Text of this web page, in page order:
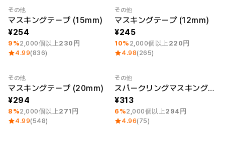
最小注文数量 1個 Category Best
その他
マスキングテープ (15mm)
254
9%2,000個以上230円
4.99(836)
最小注文数量 1個
その他
マスキングテープ (12mm)
245
10% 2,000個以上 220円
4.98(265)
最小注文数量 1個
その他
マスキングテープ (20mm)
294
8%2,000個以上271円
4.99(548)
最小注文数量 1個
その他
スパークリングマスキングテープ (15mm)
313
6%2,000個以上294円
4.96(75)
ポリエステル
綿/ポリエステル
ナイロン
機能性
ダウンジャケット
レビューBEST
デイリーTシャツ
様々なカラー
スウェットシャツ&
シースルートップス